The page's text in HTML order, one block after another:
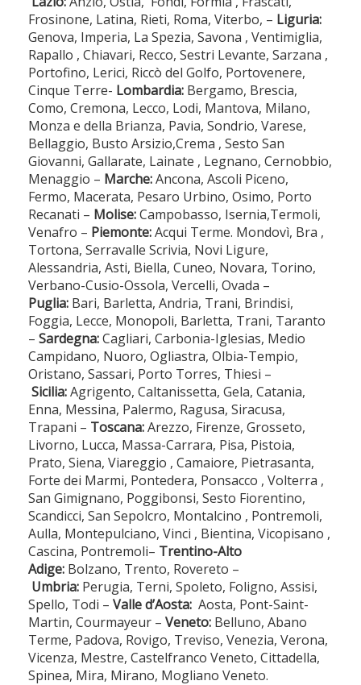
Frosinone, Latina, Rieti, Roma, Viterbo, – Liguria:
Genova, Imperia, La Spezia, Savona , Ventimiglia,
Rapallo , Chiavari, Recco, Sestri Levante, Sarzana ,
Portofino, Lerici, Riccò del Golfo, Portovenere,
Cinque Terre- Lombardia: Bergamo, Brescia,
Como, Cremona, Lecco, Lodi, Mantova, Milano,
Monza e della Brianza, Pavia, Sondrio, Varese,
Bellaggio, Busto Arsizio,Crema , Sesto San
Giovanni, Gallarate, Lainate , Legnano, Cernobbio,
Menaggio – Marche:Ancona, Ascoli Piceno,
Fermo, Macerata, Pesaro Urbino, Osimo, Porto
Recanati – Molise:Campobasso, Isernia,Termoli,
Venafro – Piemonte:Acqui Terme. Mondovì, Bra ,
Tortona, Serravalle Scrivia, Novi Ligure,
Alessandria, Asti, Biella, Cuneo, Novara, Torino,
Verbano-Cusio-Ossola, Vercelli, Ovada –
Puglia: Bari, Barletta, Andria, Trani, Brindisi,
Foggia, Lecce, Monopoli, Barletta, Trani, Taranto
– Sardegna:Cagliari, Carbonia-Iglesias, Medio
Campidano, Nuoro, Ogliastra, Olbia-Tempio,
Oristano, Sassari, Porto Torres, Thiesi –
Sicilia:Agrigento, Caltanissetta, Gela, Catania,
Enna, Messina, Palermo, Ragusa, Siracusa,
Trapani – Toscana:Arezzo, Firenze, Grosseto,
Livorno, Lucca, Massa-Carrara, Pisa, Pistoia,
Prato, Siena, Viareggio , Camaiore, Pietrasanta,
Forte dei Marmi, Pontedera, Ponsacco , Volterra ,
San Gimignano, Poggibonsi, Sesto Fiorentino,
Scandicci, San Sepolcro, Montalcino , Pontremoli,
Aulla, Montepulciano, Vinci , Bientina, Vicopisano ,
Cascina, Pontremoli– Trentino-Alto
Adige: Bolzano, Trento, Rovereto –
Umbria: Perugia, Terni, Spoleto, Foligno, Assisi,
Spello, Todi – Valle d’Aosta: Aosta, Pont-Saint-
Martin, Courmayeur – Veneto: Belluno, Abano
Terme, Padova, Rovigo, Treviso, Venezia, Verona,
Vicenza, Mestre, Castelfranco Veneto, Cittadella,
Spinea, Mira, Mirano, Mogliano Veneto.